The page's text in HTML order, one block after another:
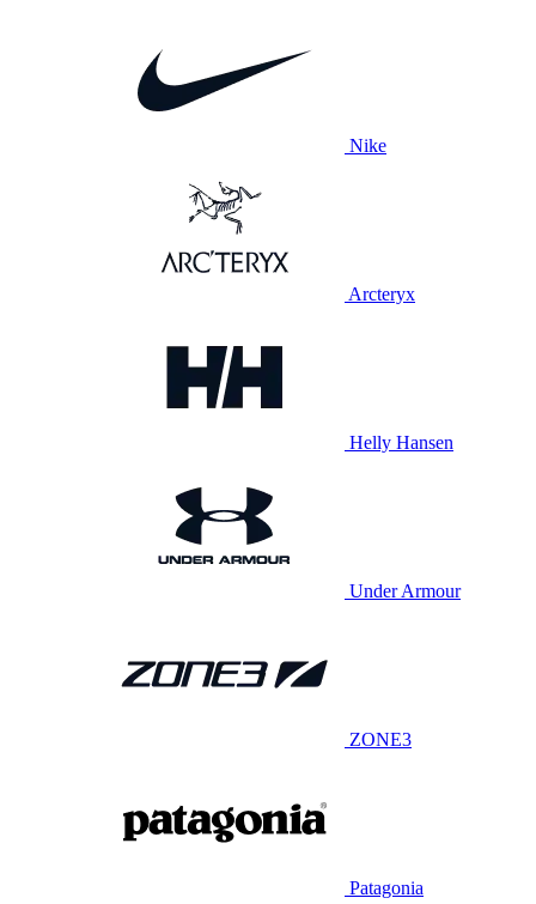
Nike
Arcteryx
Helly Hansen
Under Armour
ZONE3
Patagonia